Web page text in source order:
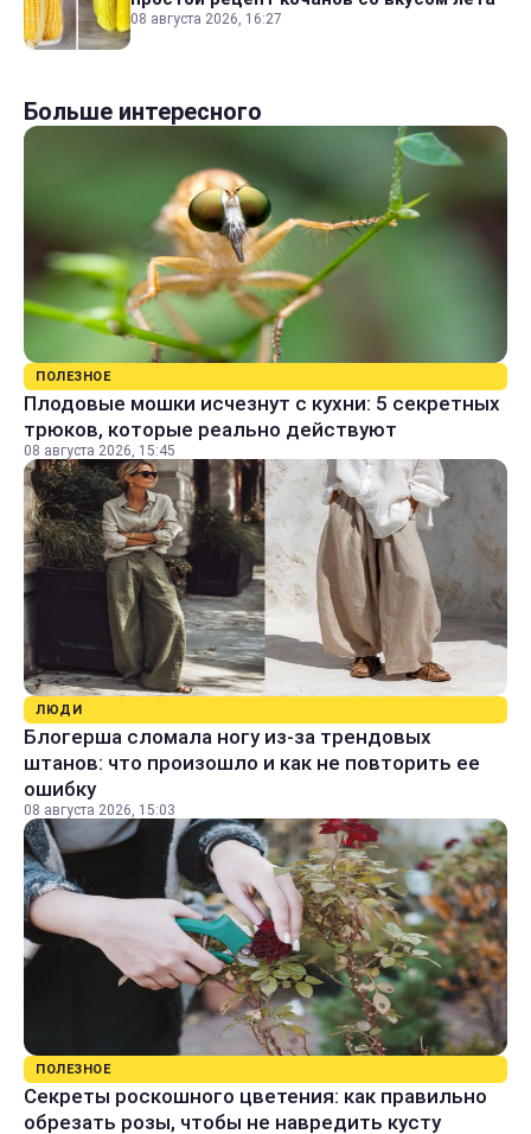
08 августа 2026, 16:27
Больше интересного
ПОЛЕЗНОЕ
Плодовые мошки исчезнут с кухни: 5 секретных
трюков, которые реально действуют
08 августа 2026, 15:45
ЛЮДИ
Блогерша сломала ногу из-за трендовых
штанов: что произошло и как не повторить ее
ошибку
08 августа 2026, 15:03
ПОЛЕЗНОЕ
Секреты роскошного цветения: как правильно
обрезать розы, чтобы не навредить кусту